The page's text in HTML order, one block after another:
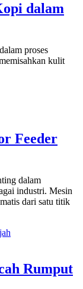
dalam
proses
kulit
Feeder
dalam
industri. Mesin
dari satu titik
Rumput